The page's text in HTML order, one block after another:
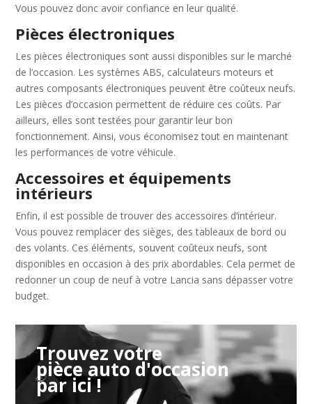
Vous pouvez donc avoir confiance en leur qualité.
Pièces électroniques
Les pièces électroniques sont aussi disponibles sur le marché
de l’occasion. Les systèmes ABS, calculateurs moteurs et
autres composants électroniques peuvent être coûteux neufs.
Les pièces d’occasion permettent de réduire ces coûts. Par
ailleurs, elles sont testées pour garantir leur bon
fonctionnement. Ainsi, vous économisez tout en maintenant
les performances de votre véhicule.
Accessoires et équipements
intérieurs
Enfin, il est possible de trouver des accessoires d’intérieur.
Vous pouvez remplacer des sièges, des tableaux de bord ou
des volants. Ces éléments, souvent coûteux neufs, sont
disponibles en occasion à des prix abordables. Cela permet de
redonner un coup de neuf à votre Lancia sans dépasser votre
budget.
Trouvez votre
pièce auto d'occasion
par ici !